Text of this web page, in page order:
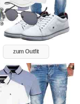
zum Outfit